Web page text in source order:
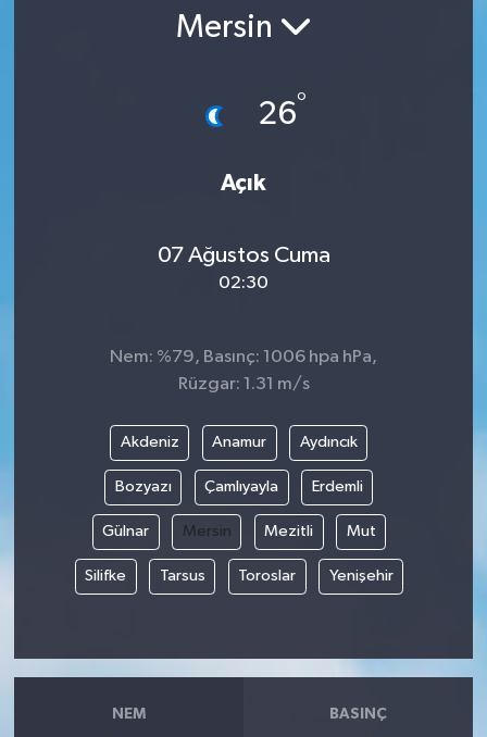
Mersin
26°
Açık
07 Ağustos Cuma
02:30
Nem: %79, Basınç: 1006 hpa hPa,
Rüzgar: 1.31 m/s
Akdeniz Anamur Aydıncık
Bozyazı Çamlıyayla Erdemli
Gülnar Mersin Mezitli Mut
Silifke Tarsus Toroslar Yenişehir
NEM BASINÇ